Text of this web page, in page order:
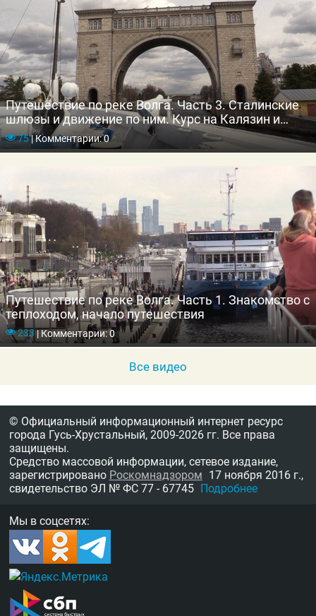
Путешествие по реке Волга. Часть 3. Сталинские
шлюзы и движение по ним. Курс на Калязин и
затопленный город.
75|Комментарии: 0
Путешествие по реке Волга. Часть 1. Знакомство с
теплоходом, начало путешествия
233|Комментарии: 0
Все видео
© Официальный информационный интернет ресурс
города Гусь-Хрустальный, 2009-2026 гг. Все права
защищены.
Средство массовой информации, сетевое издание,
зарегистрировано Роскомнадзором 17 ноября 2016 г.,
свидетельство ЭЛ № ФС 77 - 67745 Подробнее
Мы в соцсетях: